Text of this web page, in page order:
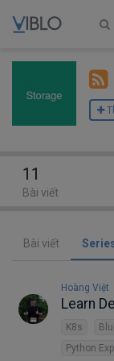
Bài viết
Hoàng Việt
Learn
K8s
Python
11
Bài viết